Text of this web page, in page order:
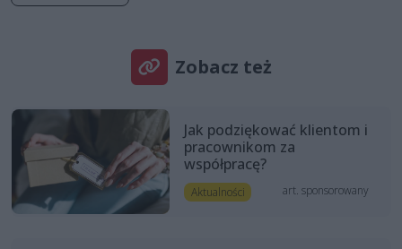
Zobacz też
Jak podziękować klientom i
pracownikom za
współpracę?
Aktualności art. sponsorowany